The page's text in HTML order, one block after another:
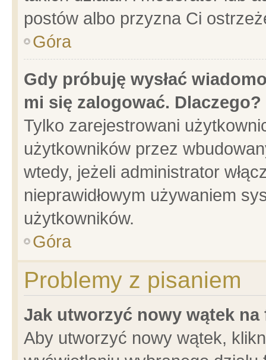
postów albo przyzna Ci
Góra
Gdy próbuję wysłać
mi się zalogować. Dlaczego?
Tylko zarejestrowani
użytkowników przez
wtedy, jeżeli administrator
nieprawidłowym używaniem
użytkowników.
Góra
Problemy z pisaniem
Jak utworzyć nowy wątek na
Aby utworzyć nowy wątek,